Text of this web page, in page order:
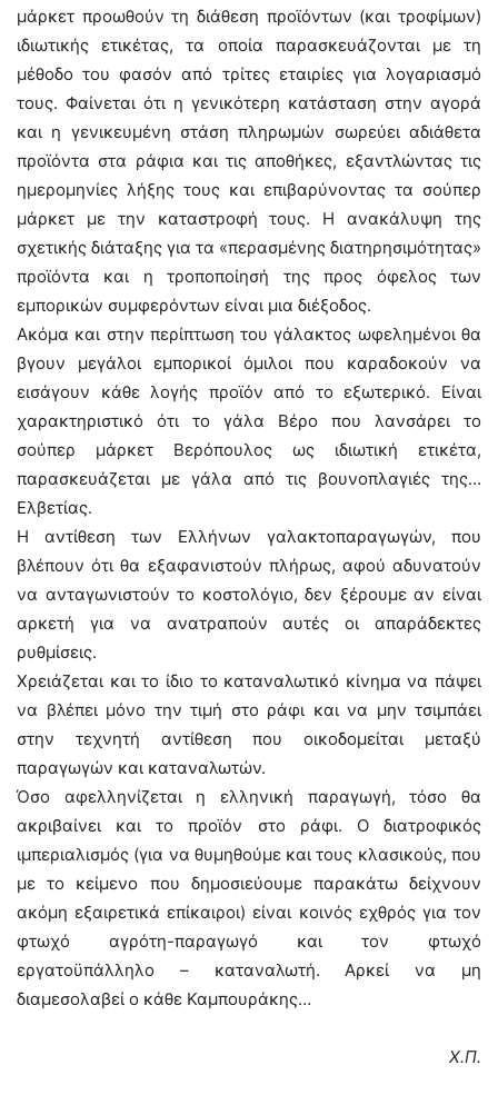
μάρκετ προωθούν τη διάθεση προϊόντων (και τροφίμων)
ιδιωτικής ετικέτας, τα οποία παρασκευάζονται με τη
μέθοδο του φασόν από τρίτες εταιρίες για λογαριασμό
τους. Φαίνεται ότι η γενικότερη κατάσταση στην αγορά
και η γενικευμένη στάση πληρωμών σωρεύει αδιάθετα
προϊόντα στα ράφια και τις αποθήκες, εξαντλώντας τις
ημερομηνίες λήξης τους και επιβαρύνοντας τα σούπερ
μάρκετ με την καταστροφή τους. Η ανακάλυψη της
σχετικής διάταξης για τα «περασμένης διατηρησιμότητας»
προϊόντα και η τροποποίησή της προς όφελος των
εμπορικών συμφερόντων είναι μια διέξοδος.
Ακόμα και στην περίπτωση του γάλακτος ωφελημένοι θα
βγουν μεγάλοι εμπορικοί όμιλοι που καραδοκούν να
εισάγουν κάθε λογής προϊόν από το εξωτερικό. Είναι
χαρακτηριστικό ότι το γάλα Βέρο που λανσάρει το
σούπερ μάρκετ Βερόπουλος ως ιδιωτική ετικέτα,
παρασκευάζεται με γάλα από τις βουνοπλαγιές της…
Ελβετίας.
Η αντίθεση των Ελλήνων γαλακτοπαραγωγών, που
βλέπουν ότι θα εξαφανιστούν πλήρως, αφού αδυνατούν
να ανταγωνιστούν το κοστολόγιο, δεν ξέρουμε αν είναι
αρκετή για να ανατραπούν αυτές οι απαράδεκτες
ρυθμίσεις.
Χρειάζεται και το ίδιο το καταναλωτικό κίνημα να πάψει
να βλέπει μόνο την τιμή στο ράφι και να μην τσιμπάει
στην τεχνητή αντίθεση που οικοδομείται μεταξύ
παραγωγών και καταναλωτών.
Όσο αφελληνίζεται η ελληνική παραγωγή, τόσο θα
ακριβαίνει και το προϊόν στο ράφι. Ο διατροφικός
ιμπεριαλισμός (για να θυμηθούμε και τους κλασικούς, που
με το κείμενο που δημοσιεύουμε παρακάτω δείχνουν
ακόμη εξαιρετικά επίκαιροι) είναι κοινός εχθρός για τον
φτωχό αγρότη-παραγωγό και τον φτωχό
εργατοϋπάλληλο – καταναλωτή. Αρκεί να μη
διαμεσολαβεί ο κάθε Καμπουράκης…
Χ.Π.